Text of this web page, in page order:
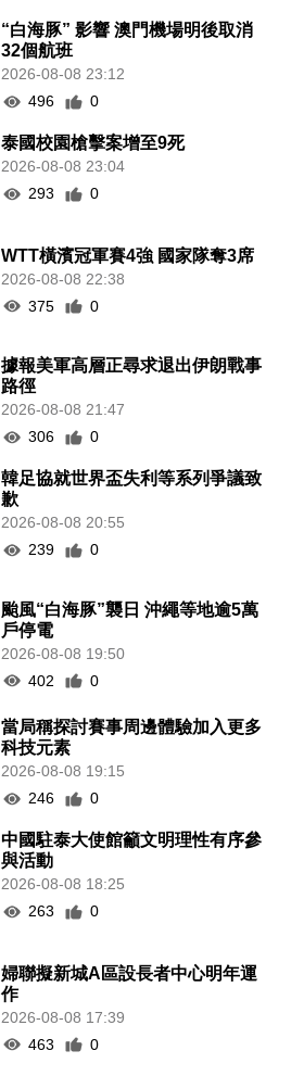
“白海豚” 影響 澳門機場明後取消
32個航班
2026-08-08 23:12
496
0
泰國校園槍擊案增至9死
2026-08-08 23:04
293
0
WTT橫濱冠軍賽4強 國家隊奪3席
2026-08-08 22:38
375
0
據報美軍高層正尋求退出伊朗戰事
路徑
2026-08-08 21:47
306
0
韓足協就世界盃失利等系列爭議致
歉
2026-08-08 20:55
239
0
颱風“白海豚”襲日 沖繩等地逾5萬
戶停電
2026-08-08 19:50
402
0
當局稱探討賽事周邊體驗加入更多
科技元素
2026-08-08 19:15
246
0
中國駐泰大使館籲文明理性有序參
與活動
2026-08-08 18:25
263
0
婦聯擬新城A區設長者中心明年運
作
2026-08-08 17:39
463
0